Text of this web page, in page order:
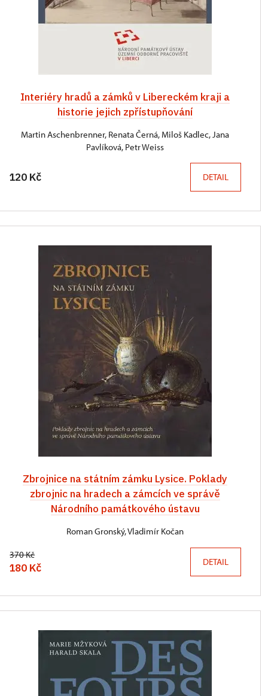
Interiéry hradů a zámků v Libereckém kraji a
historie jejich zpřístupňování
Martin Aschenbrenner, Renata Černá, Miloš Kadlec, Jana
Pavlíková, Petr Weiss
120 Kč DETAIL
Zbrojnice na státním zámku Lysice. Poklady
zbrojnic na hradech a zámcích ve správě
Národního památkového ústavu
Roman Gronský, Vladimír Kočan
370 Kč
180 Kč DETAIL